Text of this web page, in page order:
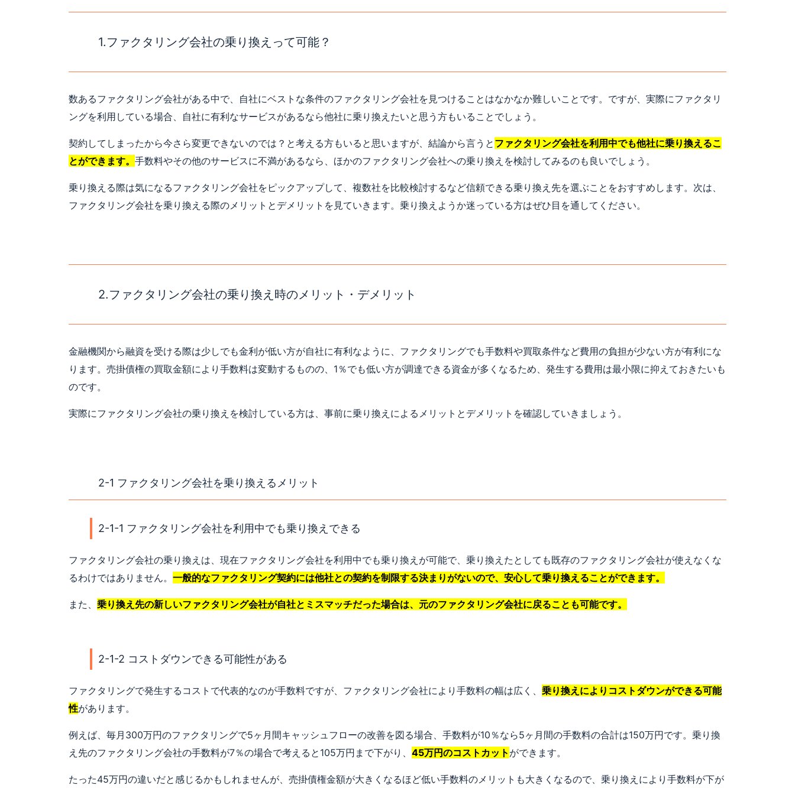
1.ファクタリング会社の乗り換えって可能？
数あるファクタリング会社がある中で、自社にベストな条件のファクタリング会社を見つけることはなかなか難しいことです。ですが、実際にファクタリ
ングを利用している場合、自社に有利なサービスがあるなら他社に乗り換えたいと思う方もいることでしょう。
契約してしまったから今さら変更できないのでは？と考える方もいると思いますが、結論から言うと ファクタリング会社を利用中でも他社に乗り換えるこ
とができます。 手数料やその他のサービスに不満があるなら、ほかのファクタリング会社への乗り換えを検討してみるのも良いでしょう。
乗り換える際は気になるファクタリング会社をピックアップして、複数社を比較検討するなど信頼できる乗り換え先を選ぶことをおすすめします。次は、
ファクタリング会社を乗り換える際のメリットとデメリットを見ていきます。乗り換えようか迷っている方はぜひ目を通してください。
2.ファクタリング会社の乗り換え時のメリット・デメリット
金融機関から融資を受ける際は少しでも金利が低い方が自社に有利なように、ファクタリングでも手数料や買取条件など費用の負担が少ない方が有利にな
ります。売掛債権の買取金額により手数料は変動するものの、1％でも低い方が調達できる資金が多くなるため、発生する費用は最小限に抑えておきたいも
のです。
実際にファクタリング会社の乗り換えを検討している方は、事前に乗り換えによるメリットとデメリットを確認していきましょう。
2-1 ファクタリング会社を乗り換えるメリット
2-1-1 ファクタリング会社を利用中でも乗り換えできる
ファクタリング会社の乗り換えは、現在ファクタリング会社を利用中でも乗り換えが可能で、乗り換えたとしても既存のファクタリング会社が使えなくな
るわけではありません。 一般的なファクタリング契約には他社との契約を制限する決まりがないので、安心して乗り換えることができます。
また、 乗り換え先の新しいファクタリング会社が自社とミスマッチだった場合は、元のファクタリング会社に戻ることも可能です。
2-1-2 コストダウンできる可能性がある
ファクタリングで発生するコストで代表的なのが手数料ですが、ファクタリング会社により手数料の幅は広く、 乗り換えによりコストダウンができる可能
性があります。
例えば、毎月300万円のファクタリングで5ヶ月間キャッシュフローの改善を図る場合、手数料が10％なら5ヶ月間の手数料の合計は150万円です。乗り換
え先のファクタリング会社の手数料が7％の場合で考えると105万円まで下がり、 45万円のコストカット ができます。
たった45万円の違いだと感じるかもしれませんが、売掛債権金額が大きくなるほど低い手数料のメリットも大きくなるので、乗り換えにより手数料が下が